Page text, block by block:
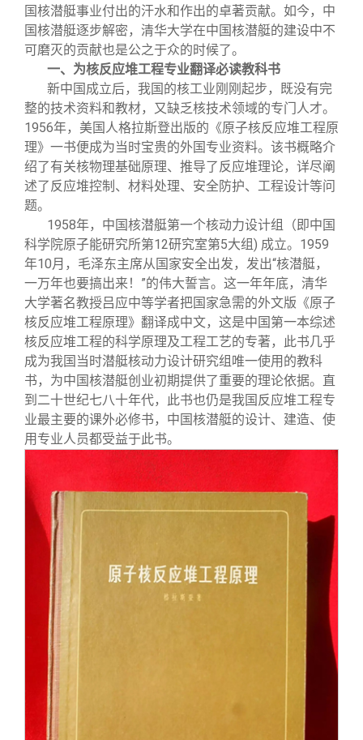
联系我们
国核潜艇事业付出的汗水和作出的卓著贡献。如今，中
国核潜艇逐步解密，清华大学在中国核潜艇的建设中不
可磨灭的贡献也是公之于众的时候了。
一、为核反应堆工程专业翻译必读教科书
新中国成立后，我国的核工业刚刚起步，既没有完
整的技术资料和教材，又缺乏核技术领域的专门人才。
1956年，美国人格拉斯登出版的《原子核反应堆工程原
理》一书便成为当时宝贵的外国专业资料。该书概略介
绍了有关核物理基础原理、推导了反应堆理论，详尽阐
述了反应堆控制、材料处理、安全防护、工程设计等问
题。
1958年，中国核潜艇第一个核动力设计组（即中国
科学院原子能研究所第12研究室第5大组) 成立。1959
年10月，毛泽东主席从国家安全出发，发出“核潜艇，
一万年也要搞出来！”的伟大誓言。这一年年底，清华
大学著名教授吕应中等学者把国家急需的外文版《原子
核反应堆工程原理》翻译成中文，这是中国第一本综述
核反应堆工程的科学原理及工程工艺的专著，此书几乎
成为我国当时潜艇核动力设计研究组唯一使用的教科
书，为中国核潜艇创业初期提供了重要的理论依据。直
到二十世纪七八十年代，此书也仍是我国反应堆工程专
业最主要的课外必修书，中国核潜艇的设计、建造、使
用专业人员都受益于此书。